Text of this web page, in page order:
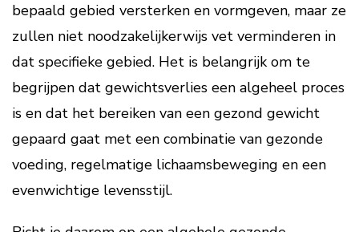
bepaald gebied versterken en vormgeven, maar ze
zullen niet noodzakelijkerwijs vet verminderen in
dat specifieke gebied. Het is belangrijk om te
begrijpen dat gewichtsverlies een algeheel proces
is en dat het bereiken van een gezond gewicht
gepaard gaat met een combinatie van gezonde
voeding, regelmatige lichaamsbeweging en een
evenwichtige levensstijl.